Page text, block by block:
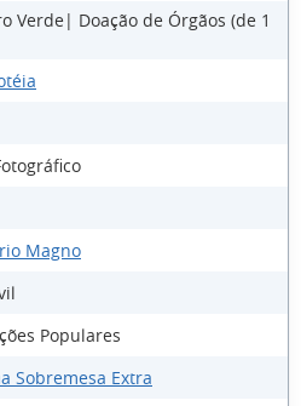
Verde| Doação de Órgãos (de 1
Magno
Populares
Sobremesa Extra